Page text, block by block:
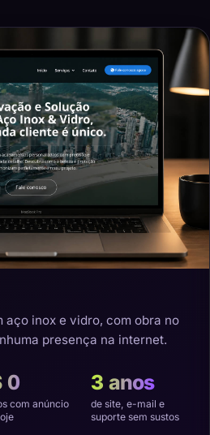
aço inox e vidro, com obra no
presença na internet.
0
com anúncio
3 anos
de site, e-mail e
suporte sem sustos